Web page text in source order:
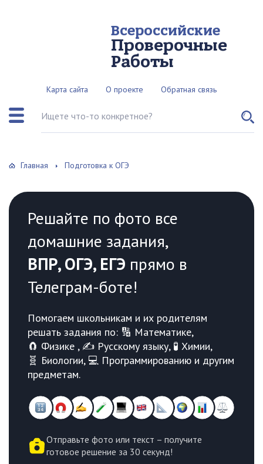
Всероссийские
Проверочные
Работы
Карта сайта О проекте Обратная связь
Поиск по сайту
Главная Подготовка к ОГЭ
Решайте по фото все
домашние задания,
ВПР, ОГЭ, ЕГЭ прямо в
Телеграм-боте!
Помогаем школьникам и их родителям
решать задания по: 🔢 Математике,
🧲 Физике , ✍️ Русскому языку, 🧪 Химии,
🧬 Биологии, 💻 Программированию и другим
предметам.
Отправьте фото или текст – получите
готовое решение за 30 секунд!